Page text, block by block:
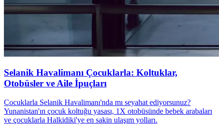
Selanik Havalimanı Çocuklarla: Koltuklar,
Otobüsler ve Aile İpuçları
Çocuklarla Selanik Havalimanı'nda mı seyahat ediyorsunuz?
Yunanistan'ın çocuk koltuğu yasası, 1X otobüsünde bebek arabaları
ve çocuklarla Halkidiki'ye en sakin ulaşım yolları.